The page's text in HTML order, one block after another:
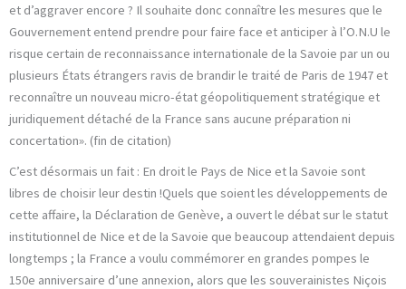
et d’aggraver encore ? Il souhaite donc connaître les mesures que le
Gouvernement entend prendre pour faire face et anticiper à l’O.N.U le
risque certain de reconnaissance internationale de la Savoie par un ou
plusieurs États étrangers ravis de brandir le traité de Paris de 1947 et
reconnaître un nouveau micro-état géopolitiquement stratégique et
juridiquement détaché de la France sans aucune préparation ni
concertation». (fin de citation)
C’est désormais un fait : En droit le Pays de Nice et la Savoie sont
libres de choisir leur destin !Quels que soient les développements de
cette affaire, la Déclaration de Genève, a ouvert le débat sur le statut
institutionnel de Nice et de la Savoie que beaucoup attendaient depuis
longtemps ; la France a voulu commémorer en grandes pompes le
150e anniversaire d’une annexion, alors que les souverainistes Niçois